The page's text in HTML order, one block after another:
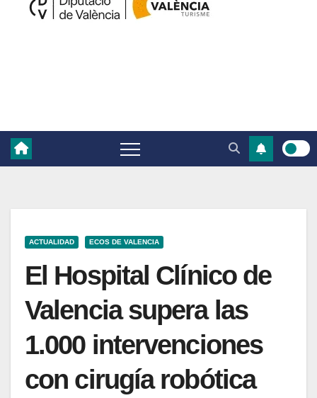
ACTUALIDAD ECOS DE VALENCIA
El Hospital Clínico de
Valencia supera las
1.000 intervenciones
con cirugía robótica